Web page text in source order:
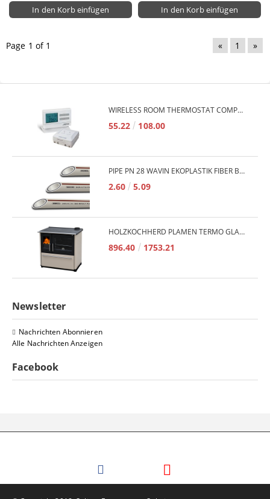
Page 1 of 1 « 1 »
WIRELESS ROOM THERMOSTAT COMPUTHERM Q7RF
55.22 108.00
PIPE PN 28 WAVIN EKOPLASTIK FIBER BASALT PLUS - 3M/QTY.
2.60 5.09
HOLZKOCHHERD PLAMEN TERMO GLAS 850 11KW
896.40 1753.21
Newsletter
Nachrichten Abonnieren
Alle Nachrichten Anzeigen
Facebook